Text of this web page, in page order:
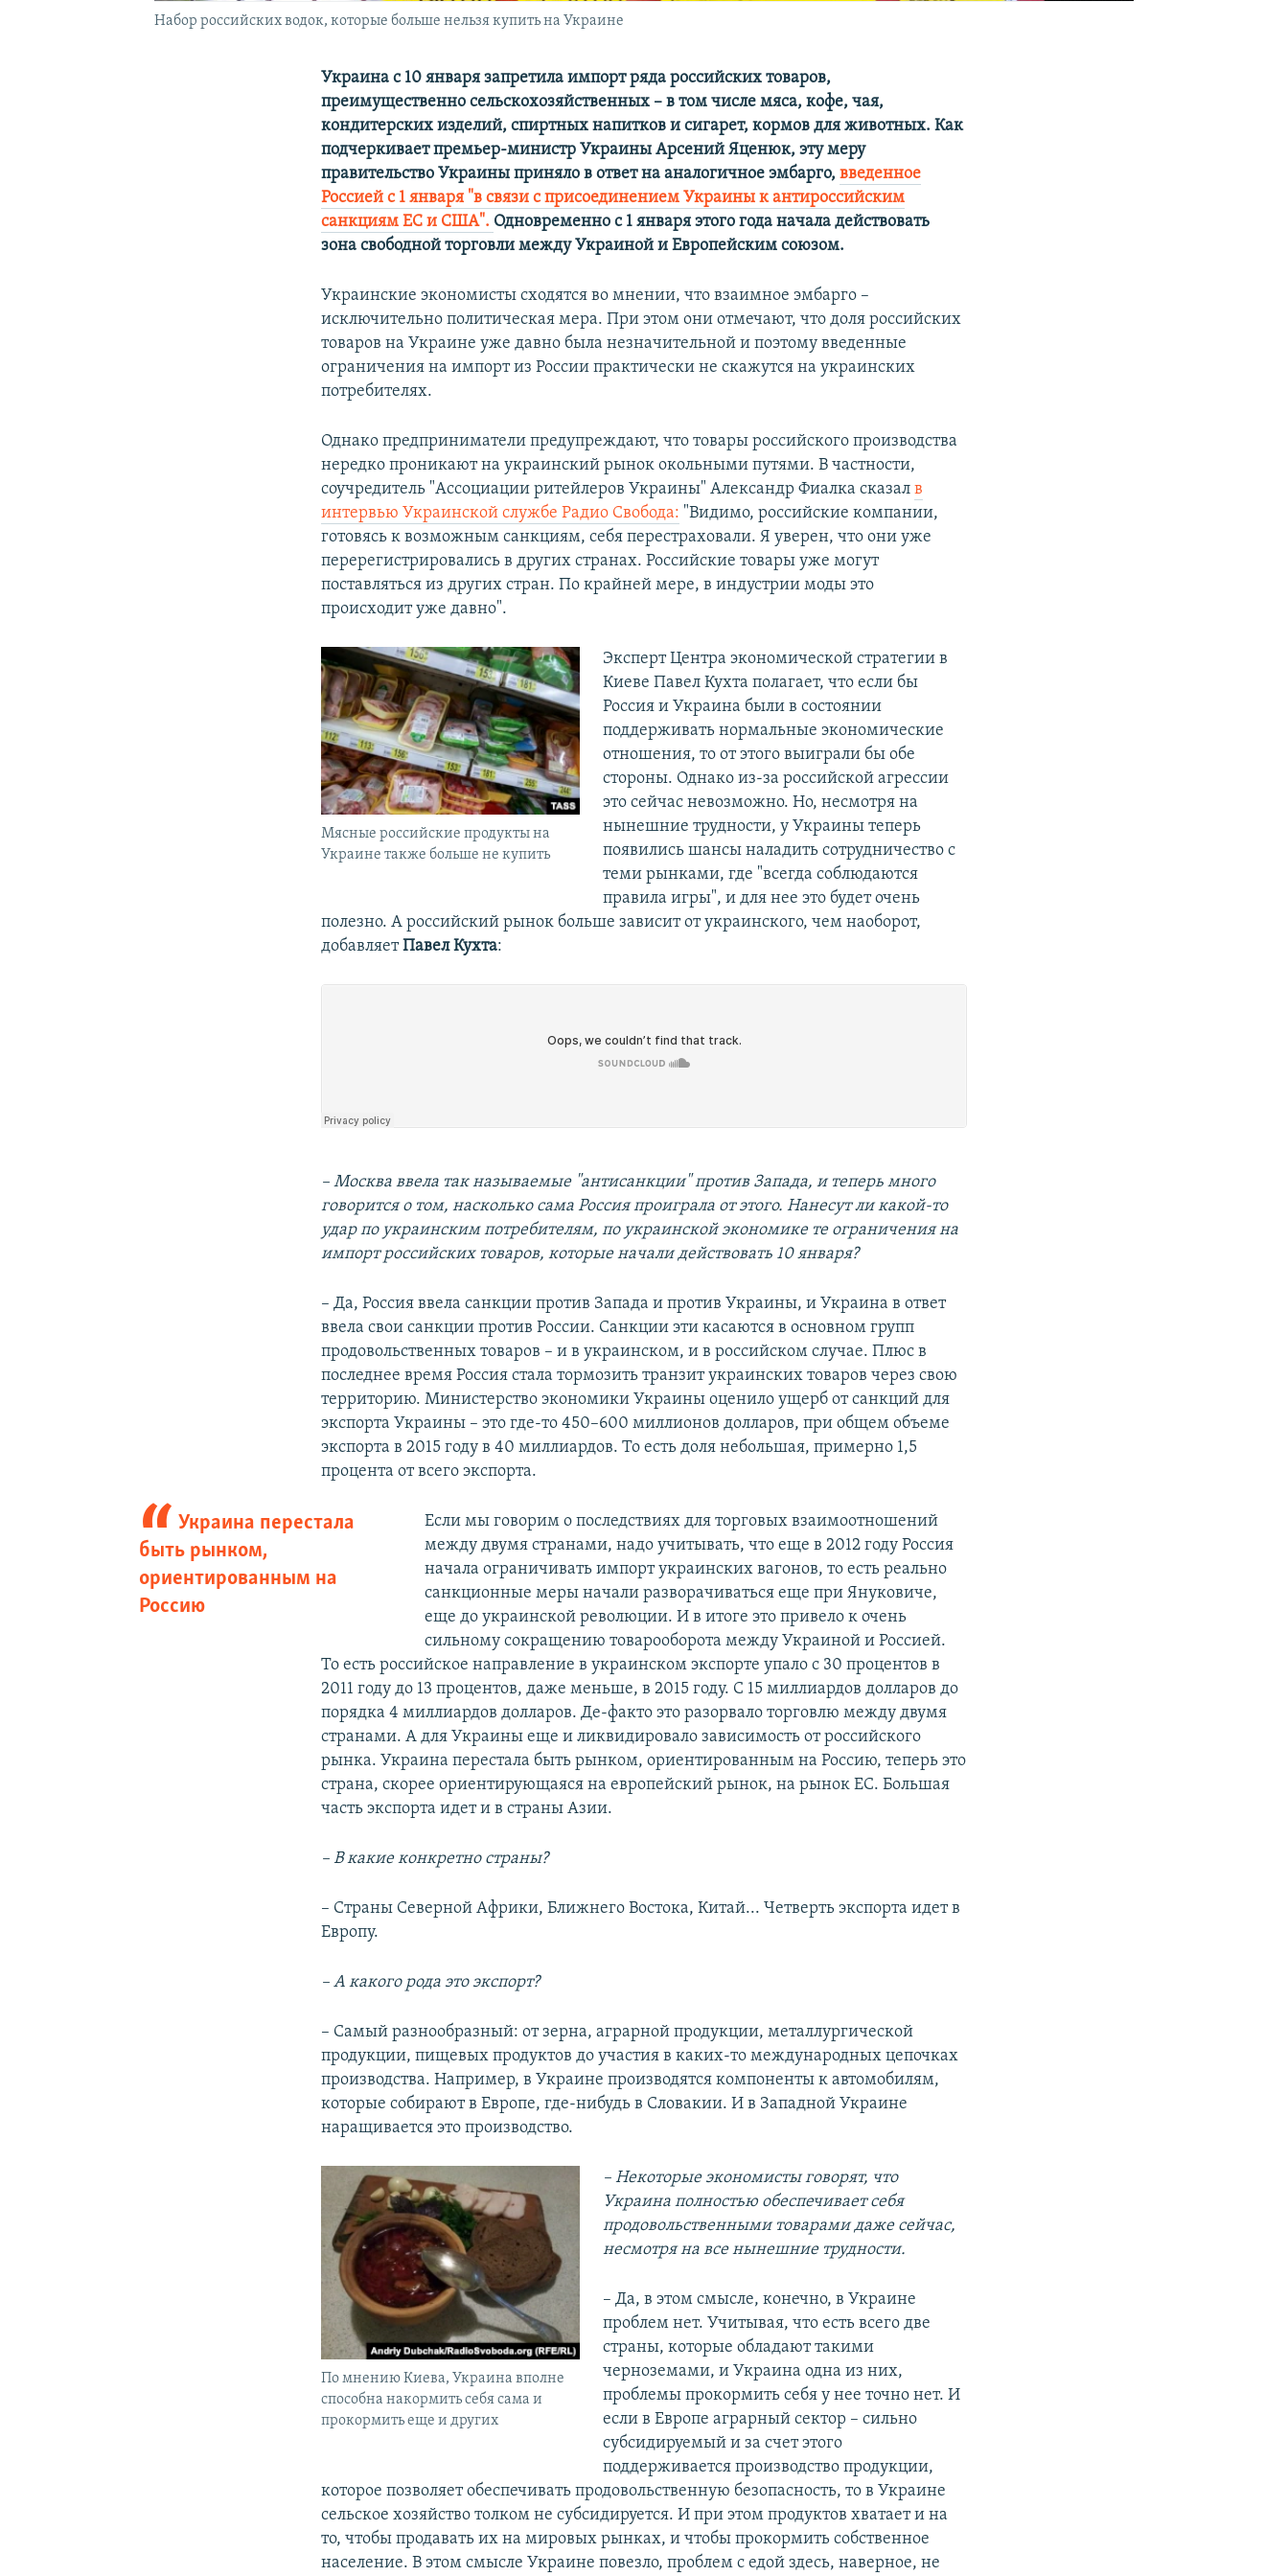
Набор российских водок, которые больше нельзя купить на Украине
Украина c 10 января запретила импорт ряда российских товаров,
преимущественно сельскохозяйственных – в том числе мяса, кофе, чая,
кондитерских изделий, спиртных напитков и сигарет, кормов для животных. Как
подчеркивает премьер-министр Украины Арсений Яценюк, эту меру
правительство Украины приняло в ответ на аналогичное эмбарго,введенное
Россией с 1 января "в связи с присоединением Украины к антироссийским
санкциям ЕС и США". Одновременно с 1 января этого года начала действовать
зона свободной торговли между Украиной и Европейским союзом.
Украинские экономисты сходятся во мнении, что взаимное эмбарго –
исключительно политическая мера. При этом они отмечают, что доля российских
товаров на Украине уже давно была незначительной и поэтому введенные
ограничения на импорт из России практически не скажутся на украинских
потребителях.
Однако предприниматели предупреждают, что товары российского производства
нередко проникают на украинский рынок окольными путями. В частности,
соучредитель "Ассоциации ритейлеров Украины" Александр Фиалка сказалв
интервью Украинской службе Радио Свобода: "Видимо, российские компании,
готовясь к возможным санкциям, себя перестраховали. Я уверен, что они уже
перерегистрировались в других странах. Российские товары уже могут
поставляться из других стран. По крайней мере, в индустрии моды это
происходит уже давно".
Мясные российские продукты на
Украине также больше не купить
Эксперт Центра экономической стратегии в
Киеве Павел Кухта полагает, что если бы
Россия и Украина были в состоянии
поддерживать нормальные экономические
отношения, то от этого выиграли бы обе
стороны. Однако из-за российской агрессии
это сейчас невозможно. Но, несмотря на
нынешние трудности, у Украины теперь
появились шансы наладить сотрудничество с
теми рынками, где "всегда соблюдаются
правила игры", и для нее это будет очень
полезно. А российский рынок больше зависит от украинского, чем наоборот,
добавляетПавел Кухта:
– Москва ввела так называемые "антисанкции" против Запада, и теперь много
говорится о том, насколько сама Россия проиграла от этого. Нанесут ли какой-то
удар по украинским потребителям, по украинской экономике те ограничения на
импорт российских товаров, которые начали действовать 10 января?
– Да, Россия ввела санкции против Запада и против Украины, и Украина в ответ
ввела свои санкции против России. Санкции эти касаются в основном групп
продовольственных товаров – и в украинском, и в российском случае. Плюс в
последнее время Россия стала тормозить транзит украинских товаров через свою
территорию. Министерство экономики Украины оценило ущерб от санкций для
экспорта Украины – это где-то 450–600 миллионов долларов, при общем объеме
экспорта в 2015 году в 40 миллиардов. То есть доля небольшая, примерно 1,5
процента от всего экспорта.
Украина перестала
быть рынком,
ориентированным на
Россию
Если мы говорим о последствиях для торговых взаимоотношений
между двумя странами, надо учитывать, что еще в 2012 году Россия
начала ограничивать импорт украинских вагонов, то есть реально
санкционные меры начали разворачиваться еще при Януковиче,
еще до украинской революции. И в итоге это привело к очень
сильному сокращению товарооборота между Украиной и Россией.
То есть российское направление в украинском экспорте упало с 30 процентов в
2011 году до 13 процентов, даже меньше, в 2015 году. С 15 миллиардов долларов до
порядка 4 миллиардов долларов. Де-факто это разорвало торговлю между двумя
странами. А для Украины еще и ликвидировало зависимость от российского
рынка. Украина перестала быть рынком, ориентированным на Россию, теперь это
страна, скорее ориентирующаяся на европейский рынок, на рынок ЕС. Большая
часть экспорта идет и в страны Азии.
– В какие конкретно страны?
– Страны Северной Африки, Ближнего Востока, Китай... Четверть экспорта идет в
Европу.
– А какого рода это экспорт?
– Самый разнообразный: от зерна, аграрной продукции, металлургической
продукции, пищевых продуктов до участия в каких-то международных цепочках
производства. Например, в Украине производятся компоненты к автомобилям,
которые собирают в Европе, где-нибудь в Словакии. И в Западной Украине
наращивается это производство.
По мнению Киева, Украина вполне
способна накормить себя сама и
прокормить еще и других
– Некоторые экономисты говорят, что
Украина полностью обеспечивает себя
продовольственными товарами даже сейчас,
несмотря на все нынешние трудности.
– Да, в этом смысле, конечно, в Украине
проблем нет. Учитывая, что есть всего две
страны, которые обладают такими
черноземами, и Украина одна из них,
проблемы прокормить себя у нее точно нет. И
если в Европе аграрный сектор – сильно
субсидируемый и за счет этого
поддерживается производство продукции,
которое позволяет обеспечивать продовольственную безопасность, то в Украине
сельское хозяйство толком не субсидируется. И при этом продуктов хватает и на
то, чтобы продавать их на мировых рынках, и чтобы прокормить собственное
население. В этом смысле Украине повезло, проблем с едой здесь, наверное, не